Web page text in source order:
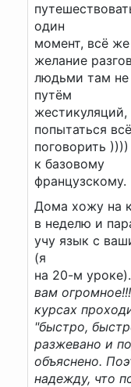
один
момент, всё
желание
людьми там не
путём
жестикуляций,
попытаться
поговорить
к базовому
французскому.
Дома хожу на
в неделю и
учу язык с
(я
на 20-м уроке).
вам
курсах
"быстро,
разжевано и
объяснено.
надежду, что